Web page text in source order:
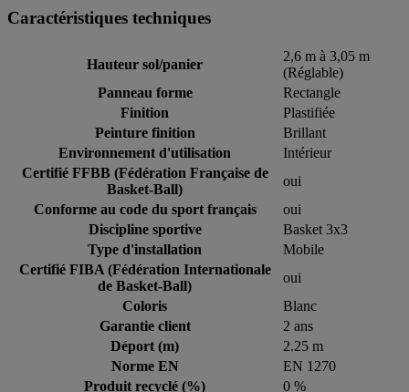
Caractéristiques techniques
Hauteur sol/panier
2,6 m à 3,05 m
(Réglable)
Panneau forme
Rectangle
Finition
Plastifiée
Peinture finition
Brillant
Environnement d'utilisation
Intérieur
Certifié FFBB (Fédération Française de
Basket-Ball)
oui
Conforme au code du sport français
oui
Discipline sportive
Basket 3x3
Type d'installation
Mobile
Certifié FIBA (Fédération Internationale
de Basket-Ball)
oui
Coloris
Blanc
Garantie client
2 ans
Déport (m)
2.25 m
Norme EN
EN 1270
Produit recyclé (%)
0 %